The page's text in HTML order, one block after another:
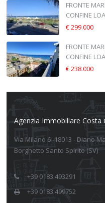
FRONTE
CONFINE
€ 299.000
FRONTE
CONFINE
€ 238.000
Agenzia Immobiliare Costa
Via Milano 6 -18013 - Diano
Borghetto Santo Spirito (SV)
+39 0183.493291
+39 0183.499752